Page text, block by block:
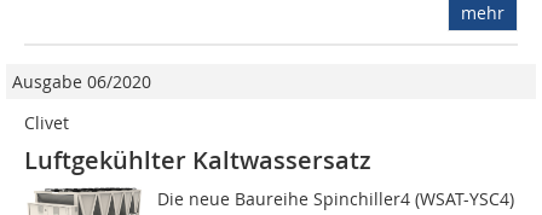
mehr
Ausgabe 06/2020
Clivet
Luftgekühlter Kaltwassersatz
Die neue Baureihe Spinchiller4 (WSAT-YSC4)